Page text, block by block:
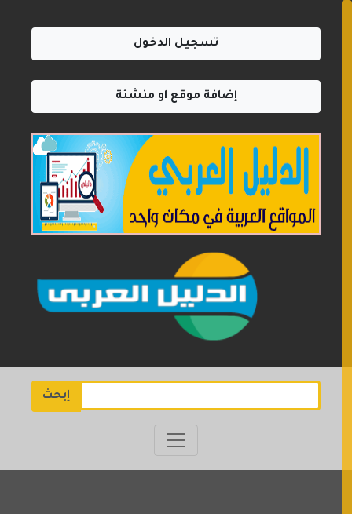
تسجيل الدخول
إضافة موقع او منشئة
إبحث